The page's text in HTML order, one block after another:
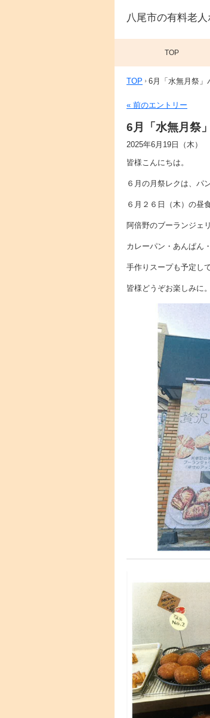
八尾市の有料老
TOP
TOP 6月「水無月祭」
« 前のエントリー
6月「水無月祭
2025年6月19日（木）
皆様こんにちは。
６月の月祭レクは、パ
６月２６日（木）の昼
阿倍野のブーランジェ
カレーパン・あんぱん
手作りスープも予定し
皆様どうぞお楽しみに。